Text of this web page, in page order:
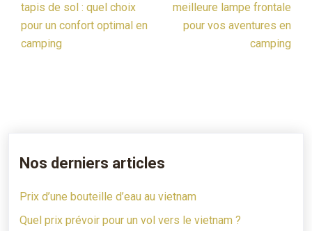
tapis de sol : quel choix
pour un confort optimal en
camping
meilleure lampe frontale
pour vos aventures en
camping
Nos derniers articles
Prix d’une bouteille d’eau au vietnam
Quel prix prévoir pour un vol vers le vietnam ?